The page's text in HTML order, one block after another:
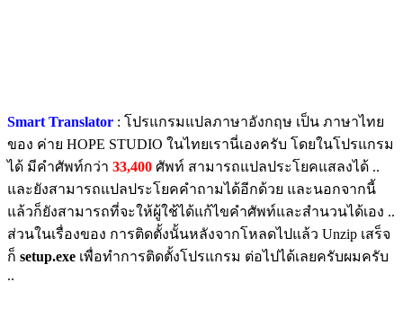
Smart Translator : โปรแกรมแปลภาษาอังกฤษ เป็น ภาษาไทย
ของ ค่าย HOPE STUDIO ในไทยเรานี่เองครับ โดยในโปรแกรม
ได้ มีคำศัพท์กว่า 33,400 ศัพท์ สามารถแปลประโยคแสลงได้ ..
และยังสามารถแปลประโยคคำถามได้อีกด้วย และนอกจากนี้
แล้วก็ยังสามารถที่จะให้ผู้ใช้ได้แก้ไขคำศัพท์และสำนวนได้เอง ..
ส่วนในเรื่องของ การติดตั้งนั้นหลังจากโหลดไปแล้ว Unzip เสร็จ
ก็ setup.exe เพื่อทำการติดตั้งโปรแกรม ต่อไปได้เลยครับผมครับ
..